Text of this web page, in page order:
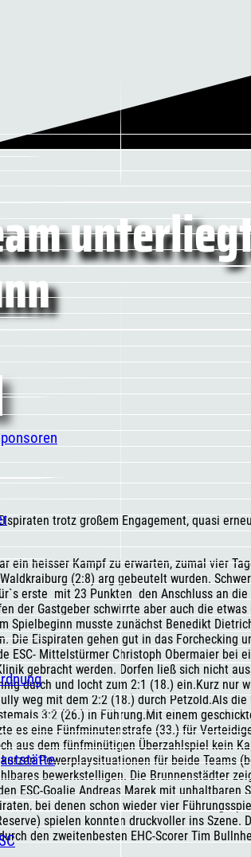
trotz großem Engagement, quasi
ein heisser Kampf zu erwarten, zumal vier
(2:8) arg gebeutelt wurden.
erste mit 23 Punkten den Anschluss an die
der Gastgeber schwirrte aber auch die
Spielbeginn musste zunächst Benedikt
Die Eispiraten gehen gut in das Forchecking
ESC- Mittelstürmer Christoph Obermaier bei
gebracht werden. Dorfen ließ sich nicht
durch und locht zum 2:1 (18.) ein.Kurz nur
weg mit dem 2:2 (18.) durch Petzold.Als die
3:2 (26.) in Führung.Mit einem
es eine Fünfminutenstrafe (33.) für
aus dem fünfminütigen Überzahlspiel kein
Powerplaysituationen für beide Teams
bewerkstelligen. Die Brunnenstädter
ESC-Goalie Andreas Marek mit unhaltbaren
bei denen schon wieder vier
spielen konnten druckvoller ins Szene.
den zweitenbesten EHC-Scorer Tim